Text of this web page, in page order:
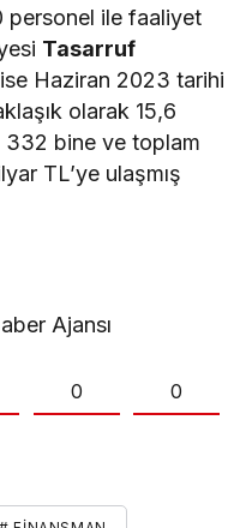
personel ile faaliyet
Tasarruf
ise Haziran 2023 tarihi
olarak 15,6
332 bine ve toplam
TL’ye ulaşmış
Ajansı
0 0